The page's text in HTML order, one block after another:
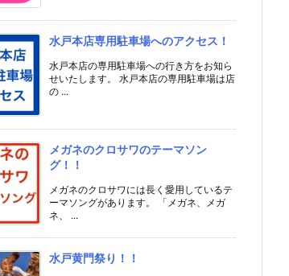
水戸本店専用駐車場へのアクセス！
水戸本店の専用駐車場への行き方をお知ら
せいたします。 水戸本店の専用駐車場は店
の ...
メガネのクロサワのテーマソン
グ！！
メガネのクロサワには長く愛用しているテ
ーマソングがあります。 「メガネ、メガ
ネ、 ...
水戸黄門祭り！！